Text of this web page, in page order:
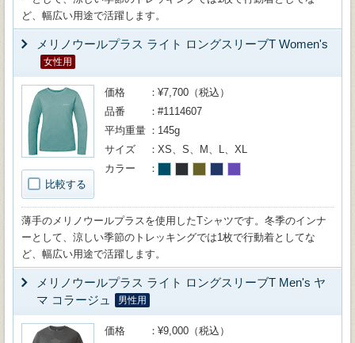
ど、幅広い用途で活躍します。
メリノウールプラス ライト ロングスリーブT Women's
女性用
比較する
価格
¥7,700（税込）
品番
#1114607
平均重量
145g
サイズ
XS、S、M、L、XL
カラー
薄手のメリノウールプラスを使用したTシャツです。冬季のインナ
ーとして、涼しい季節のトレッキングでは1枚で行動着としてな
ど、幅広い用途で活躍します。
メリノウールプラス ライト ロングスリーブT Men's ヤ
マ コラージュ
男性用
価格
¥9,000（税込）